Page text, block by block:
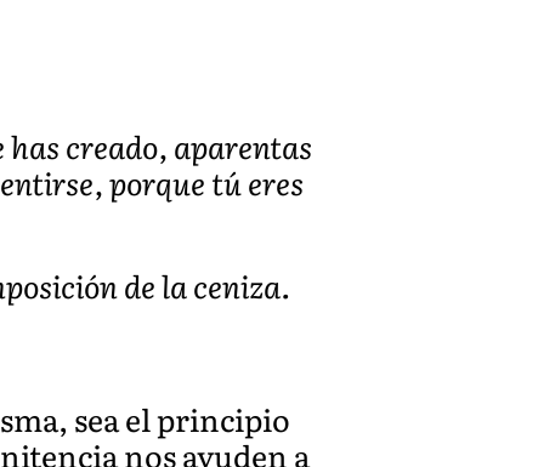
has creado, aparentas
porque tú eres
de la ceniza.
sea el principio
nos ayuden a